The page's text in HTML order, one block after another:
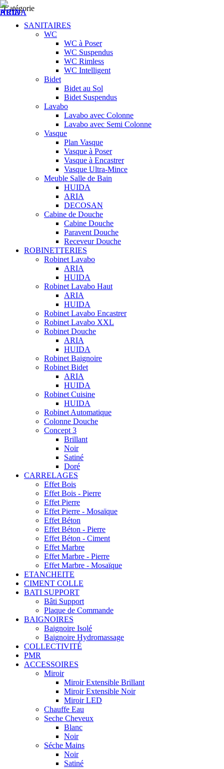
Catégorie
SANITAIRES
WC
WC à Poser
WC Suspendus
WC Rimless
WC Intelligent
Bidet
Bidet au Sol
Bidet Suspendus
Lavabo
Lavabo avec Colonne
Lavabo avec Semi Colonne
Vasque
Plan Vasque
Vasque à Poser
Vasque à Encastrer
Vasque Ultra-Mince
Meuble Salle de Bain
HUIDA
ARIA
DECOSAN
Cabine de Douche
Cabine Douche
Paravent Douche
Receveur Douche
ROBINETTERIES
Robinet Lavabo
ARIA
HUIDA
Robinet Lavabo Haut
ARIA
HUIDA
Robinet Lavabo Encastrer
Robinet Lavabo XXL
Robinet Douche
ARIA
HUIDA
Robinet Baignoire
Robinet Bidet
ARIA
HUIDA
Robinet Cuisine
HUIDA
Robinet Automatique
Colonne Douche
Concept 3
Brillant
Noir
Satiné
Doré
CARRELAGES
Effet Bois
Effet Bois - Pierre
Effet Pierre
Effet Pierre - Mosaïque
Effet Béton
Effet Béton - Pierre
Effet Béton - Ciment
Effet Marbre
Effet Marbre - Pierre
Effet Marbre - Mosaïque
ETANCHEITE
CIMENT COLLE
BATI SUPPORT
Bâti Support
Plaque de Commande
BAIGNOIRES
Baignoire Isolé
Baignoire Hydromassage
COLLECTIVITÉ
PMR
ACCESSOIRES
Miroir
Miroir Extensible Brillant
Miroir Extensible Noir
Miroir LED
Chauffe Eau
Seche Cheveux
Blanc
Noir
Séche Mains
Noir
Satiné